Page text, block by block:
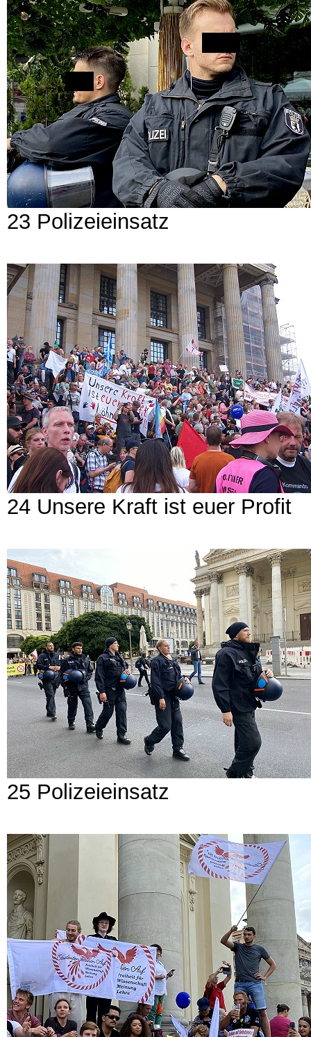
23 Polizeieinsatz
24 Unsere Kraft ist euer Profit
25 Polizeieinsatz